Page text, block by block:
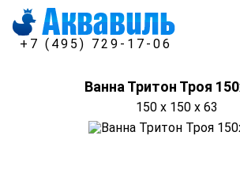
+7 (495) 729-17-06
Ванна Тритон Троя
150 x 150 x 63